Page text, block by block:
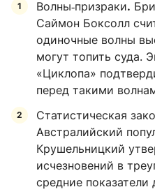
Волны‑призраки.
Саймон Боксолл
одиночные волны
могут топить суда.
«Циклопа»
перед такими
Статистическая
Австралийский
Крушельницкий
исчезновений в
средние